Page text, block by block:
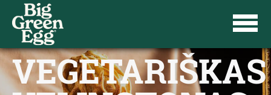
VEGETARIŠKAS